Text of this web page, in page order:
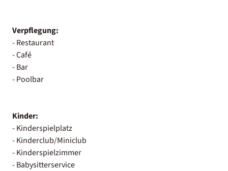
Verpflegung:
- Restaurant
- Café
- Bar
- Poolbar
Kinder:
- Kinderspielplatz
- Kinderclub/Miniclub
- Kinderspielzimmer
- Babysitterservice